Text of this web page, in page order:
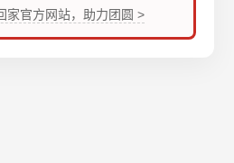
家官方网站，助力团圆 >